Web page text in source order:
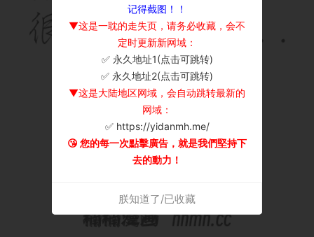
记得截图！！
▼这是一耽的走失页，请务必收藏，会不
定时更新新网域：
✅ 永久地址1(点击可跳转)
✅ 永久地址2(点击可跳转)
▼这是大陆地区网域，会自动跳转最新的
网域：
✅ https://yidanmh.me/
😘 您的每一次點擊廣告，就是我們堅持下
去的動力！
朕知道了/已收藏